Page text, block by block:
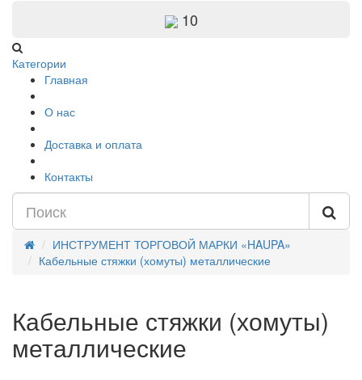
10
Категории
Главная
О нас
Доставка и оплата
Контакты
ИНСТРУМЕНТ ТОРГОВОЙ МАРКИ «HAUPA»
Кабельные стяжки (хомуты) металлические
Кабельные стяжки (хомуты)
металлические